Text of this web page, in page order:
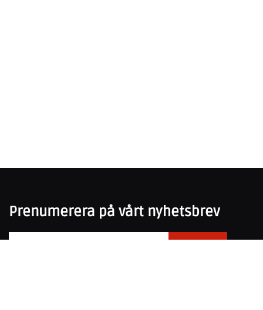
Prenumerera på vårt nyhetsbrev